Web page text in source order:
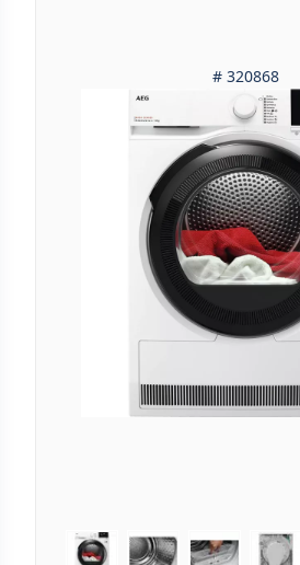
# 320868